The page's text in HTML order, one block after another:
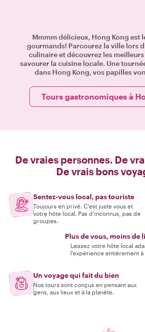
Mmmm délicieux, Hong Kong est
gourmands! Parcourez la ville lors
culinaire et découvrez les
savourer la cuisine locale. Une
dans Hong Kong, vos papilles
Tours gastronomiques à
De vraies personnes. De
De vrais bons
Sentez-vous local, pas touriste
Toujours en privé. C'est juste vous et
votre hôte local. Pas d'inconnus, pas de
groupes.
Plus de vous, moins de
Laissez votre hôte local
l'expérience entièrement à
Un voyage qui fait du bien
Nos tours sont conçus en pensant aux
gens, aux lieux et à la planète.